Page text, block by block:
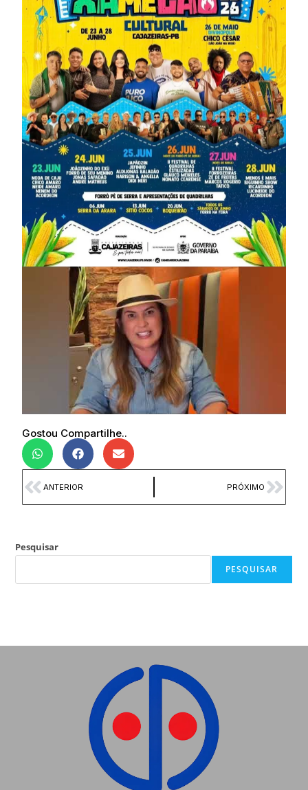
Gostou Compartilhe..
ANTERIOR PRÓXIMO
Pesquisar
PESQUISAR